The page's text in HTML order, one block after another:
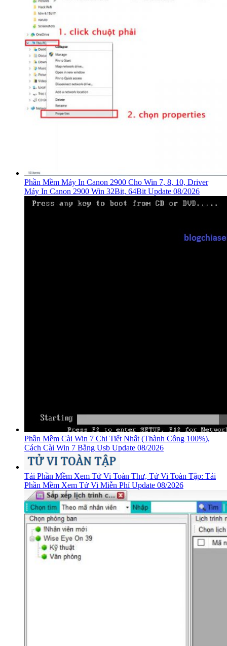
Phần Mềm Máy In Canon 2900 Cho Win 7, 8, 10, Driver
Máy In Canon 2900 Win 32Bit, 64Bit Update 08/2026
Phần Mềm Cài Win 7 Chi Tiết Nhất (Thành Công 100%),
Cách Cài Win 7 Bằng Usb Update 08/2026
Tải Phần Mềm Xem Tử Vi Toàn Thư, Tử Vi Toàn Tập: Tải
Phần Mềm Xem Tử Vi Miễn Phí Update 08/2026